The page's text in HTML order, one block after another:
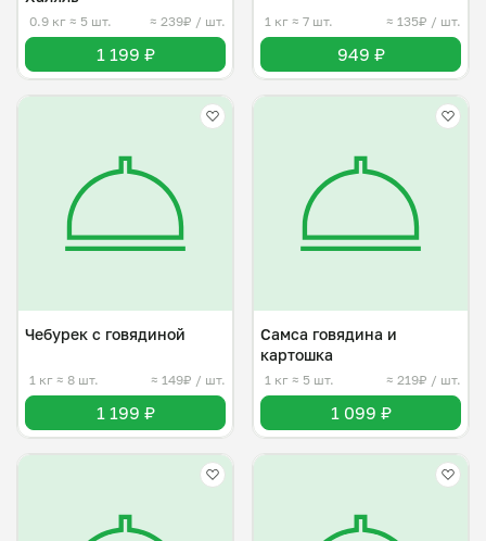
0.9 кг ≈ 5 шт. ≈ 239₽ / шт.
1 199 ₽
1 кг ≈ 7 шт. ≈ 135₽ / шт.
949 ₽
Чебурек с говядиной
1 кг ≈ 8 шт. ≈ 149₽ / шт.
1 199 ₽
Самса говядина и
картошка
1 кг ≈ 5 шт. ≈ 219₽ / шт.
1 099 ₽